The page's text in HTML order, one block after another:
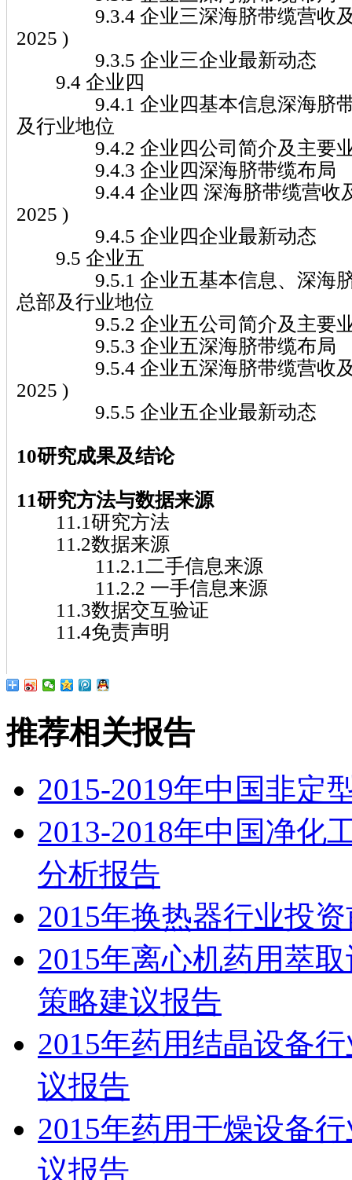
9.3.4 企业三深海脐带缆营收及
2025 )
9.3.5 企业三企业最新动态
9.4 企业四
9.4.1 企业四基本信息深海脐带
及行业地位
9.4.2 企业四公司简介及主要
9.4.3 企业四深海脐带缆布局
9.4.4 企业四 深海脐带缆营收及
2025 )
9.4.5 企业四企业最新动态
9.5 企业五
9.5.1 企业五基本信息、深海脐
总部及行业地位
9.5.2 企业五公司简介及主要
9.5.3 企业五深海脐带缆布局
9.5.4 企业五深海脐带缆营收及
2025 )
9.5.5 企业五企业最新动态
10研究成果及结论
11研究方法与数据来源
11.1研究方法
11.2数据来源
11.2.1二手信息来源
11.2.2 一手信息来源
11.3数据交互验证
11.4免责声明
推荐相关报告
2015-2019年中国非定
2013-2018年中国净化
分析报告
2015年换热器行业投
2015年离心机药用萃
策略建议报告
2015年药用结晶设备
议报告
2015年药用干燥设备
议报告